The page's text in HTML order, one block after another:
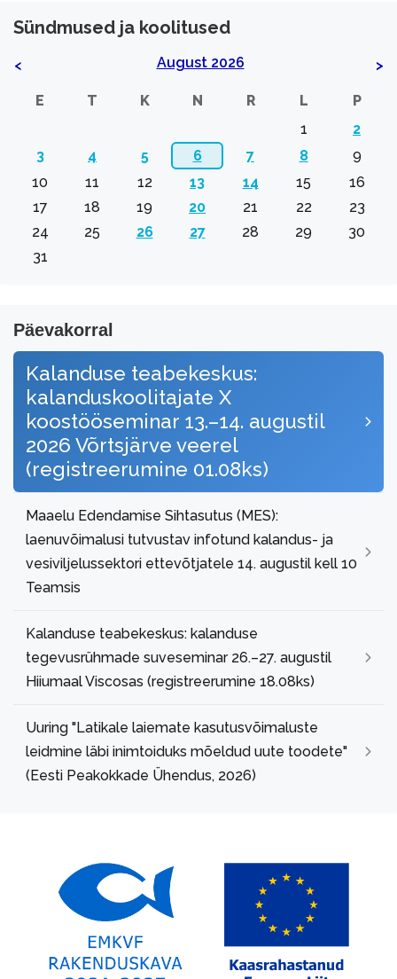
Sündmused ja koolitused
< August 2026 >
E T K N R L
P
1
2
3
4 5 6 7 8
9
10
11 12 13 14 15
16
17
18 19 20 21 22
23
24
25 26 27 28 29
30
31
Päevakorral
Kalanduse teabekeskus:
kalanduskoolitajate X
koostööseminar 13.–14. augustil
2026 Võrtsjärve veerel
(registreerumine 01.08ks)
Maaelu Edendamise Sihtasutus (MES):
laenuvõimalusi tutvustav infotund kalandus- ja
vesiviljelussektori ettevõtjatele 14. augustil kell 10
Teamsis
Kalanduse teabekeskus: kalanduse
tegevusrühmade suveseminar 26.–27. augustil
Hiiumaal Viscosas (registreerumine 18.08ks)
Uuring "Latikale laiemate kasutusvõimaluste
leidmine läbi inimtoiduks mõeldud uute toodete"
(Eesti Peakokkade Ühendus, 2026)